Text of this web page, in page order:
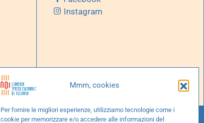
Mmm, cookies
Per fornire le migliori esperienze, utilizziamo tecnologie come i
cookie per memorizzare e/o accedere alle informazioni del
Instagram